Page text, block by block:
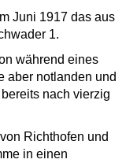
Juni 1917 das aus
1.
während eines
aber notlanden und
nach vierzig
Richthofen und
in einen